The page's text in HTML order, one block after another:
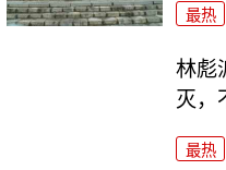
最热
林彪
灭，
最热